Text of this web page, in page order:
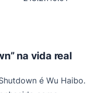
na vida real
é Wu Haibo.